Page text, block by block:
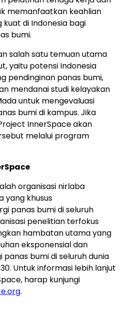
memanfaatkan keahlian
kuat di Indonesia bagi
bumi.
salah satu temuan utama
yaitu potensi Indonesia
pendinginan panas bumi,
mendanai studi kelayakan
untuk mengevaluasi
bumi di kampus. Jika
InnerSpace akan
melalui program
organisasi nirlaba
yang khusus
panas bumi di seluruh
penelitian terfokus
hambatan utama yang
eksponensial dan
bumi di seluruh dunia
Untuk informasi lebih lanjut
harap kunjungi
.